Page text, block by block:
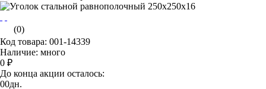
(0)
Код товара: 001-14339
Наличие: много
0 ₽
До конца акции осталось:
00дн.